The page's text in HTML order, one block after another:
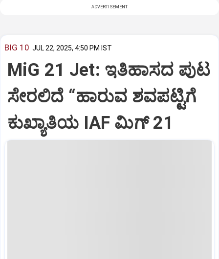
ADVERTISEMENT
BIG 10 JUL 22, 2025, 4:50 PM IST
MiG 21 Jet: ಇತಿಹಾಸದ ಪುಟ
ಸೇರಲಿದೆ “ಹಾರುವ ಶವಪಟ್ಟಿಗೆ
ಕುಖ್ಯಾತಿಯ IAF ಮಿಗ್‌ 21